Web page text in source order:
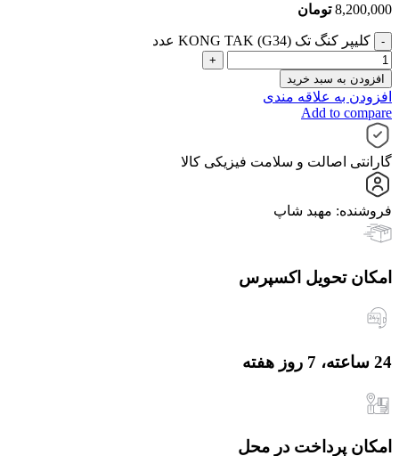
8,200,000 تومان
کلیپر کنگ تک KONG TAK (G34) عدد
افزودن به سبد خرید
افزودن به علاقه مندی
Add to compare
گارانتی اصالت و سلامت فیزیکی کالا
فروشنده: مهبد شاپ
امکان تحویل اکسپرس
24 ساعته، 7 روز هفته
امکان پرداخت در محل